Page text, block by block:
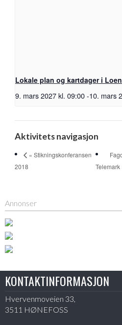
Lokale plan og kartdager i
9. mars 2027 kl. 09:00-10. mars
Aktivitets navigasjon
« Stikningskonferansen
2018
Telemark
Annonser
KONTAKTINFORMASJON
Hvervenmoveien 33,
3511 HØNEFOSS